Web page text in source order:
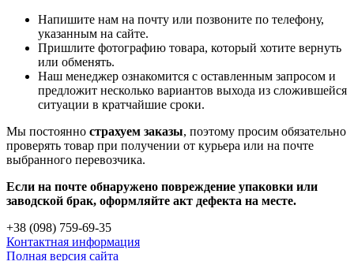
Напишите нам на почту или позвоните по телефону,
указанным на сайте.
Пришлите фотографию товара, который хотите вернуть
или обменять.
Наш менеджер ознакомится с оставленным запросом и
предложит несколько вариантов выхода из сложившейся
ситуации в кратчайшие сроки.
Мы постоянно страхуем заказы, поэтому просим обязательно
проверять товар при получении от курьера или на почте
выбранного перевозчика.
Если на почте обнаружено повреждение упаковки или
заводской брак, оформляйте акт дефекта на месте.
+38 (098) 759-69-35
Контактная информация
Полная версия сайта